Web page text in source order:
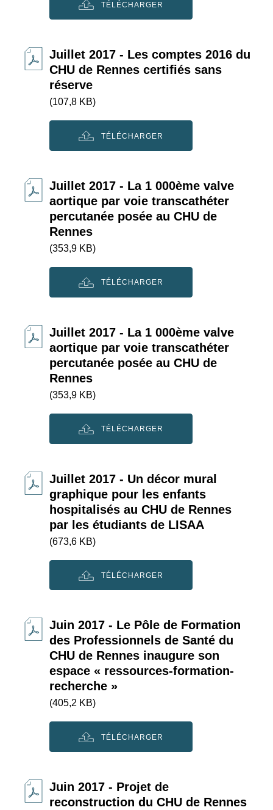
TÉLÉCHARGER
Juillet 2017 - Les comptes 2016 du
CHU de Rennes certifiés sans
réserve
(107,8 KB)
TÉLÉCHARGER
Juillet 2017 - La 1 000ème valve
aortique par voie transcathéter
percutanée posée au CHU de
Rennes
(353,9 KB)
TÉLÉCHARGER
Juillet 2017 - La 1 000ème valve
aortique par voie transcathéter
percutanée posée au CHU de
Rennes
(353,9 KB)
TÉLÉCHARGER
Juillet 2017 - Un décor mural
graphique pour les enfants
hospitalisés au CHU de Rennes
par les étudiants de LISAA
(673,6 KB)
TÉLÉCHARGER
Juin 2017 - Le Pôle de Formation
des Professionnels de Santé du
CHU de Rennes inaugure son
espace « ressources-formation-
recherche »
(405,2 KB)
TÉLÉCHARGER
Juin 2017 - Projet de
reconstruction du CHU de Rennes